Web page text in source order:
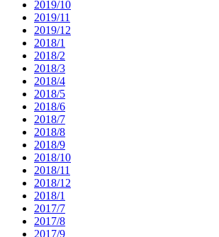
2019/10
2019/11
2019/12
2018/1
2018/2
2018/3
2018/4
2018/5
2018/6
2018/7
2018/8
2018/9
2018/10
2018/11
2018/12
2018/1
2017/7
2017/8
2017/9